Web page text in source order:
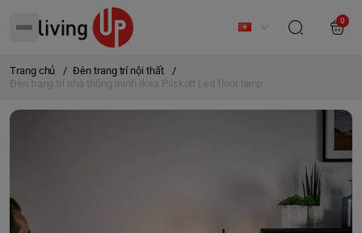
0
Trang chủ / Đèn trang trí nội thất
/
Đèn trang trí nhà thông minh Ikea Pilskott Led floor lamp